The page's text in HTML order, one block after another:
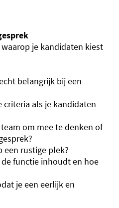
je kandidaten kiest
belangrijk bij een
criteria als je kandidaten
om mee te denken of
een rustige plek?
functie inhoudt en hoe
je een eerlijk en